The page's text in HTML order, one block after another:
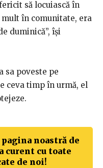
să locuiască în
mult în comunitate, era
duminică”, își
sa poveste pe
ceva timp în urmă, el
noastră de
curent cu toate
de noi!